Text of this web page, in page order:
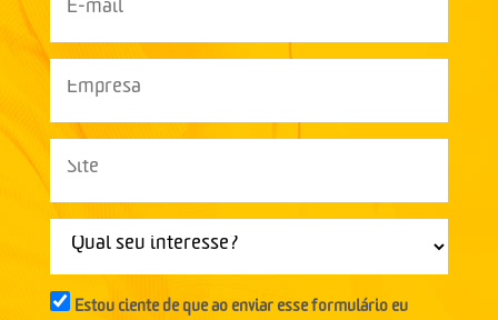
Estou ciente de que ao enviar esse formulário eu